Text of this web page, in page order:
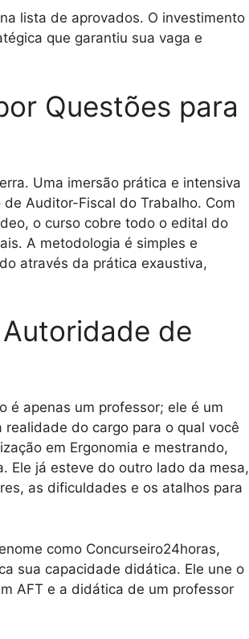
lista de aprovados. O investimento
que garantiu sua vaga e
Questões para
Uma imersão prática e intensiva
Auditor-Fiscal do Trabalho. Com
o curso cobre todo o edital do
A metodologia é simples e
através da prática exaustiva,
de
é apenas um professor; ele é um
do cargo para o qual você
em Ergonomia e mestrando,
Ele já esteve do outro lado da mesa,
as dificuldades e os atalhos para
como Concurseiro24horas,
sua capacidade didática. Ele une o
AFT e a didática de um professor